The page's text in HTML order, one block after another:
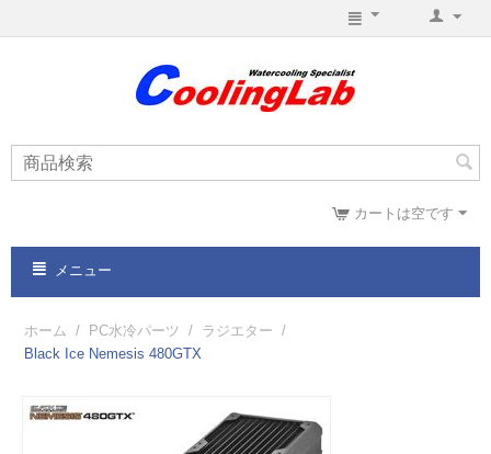
カートは空です
メニュー
ホーム / PC水冷パーツ / ラジエター /
Black Ice Nemesis 480GTX